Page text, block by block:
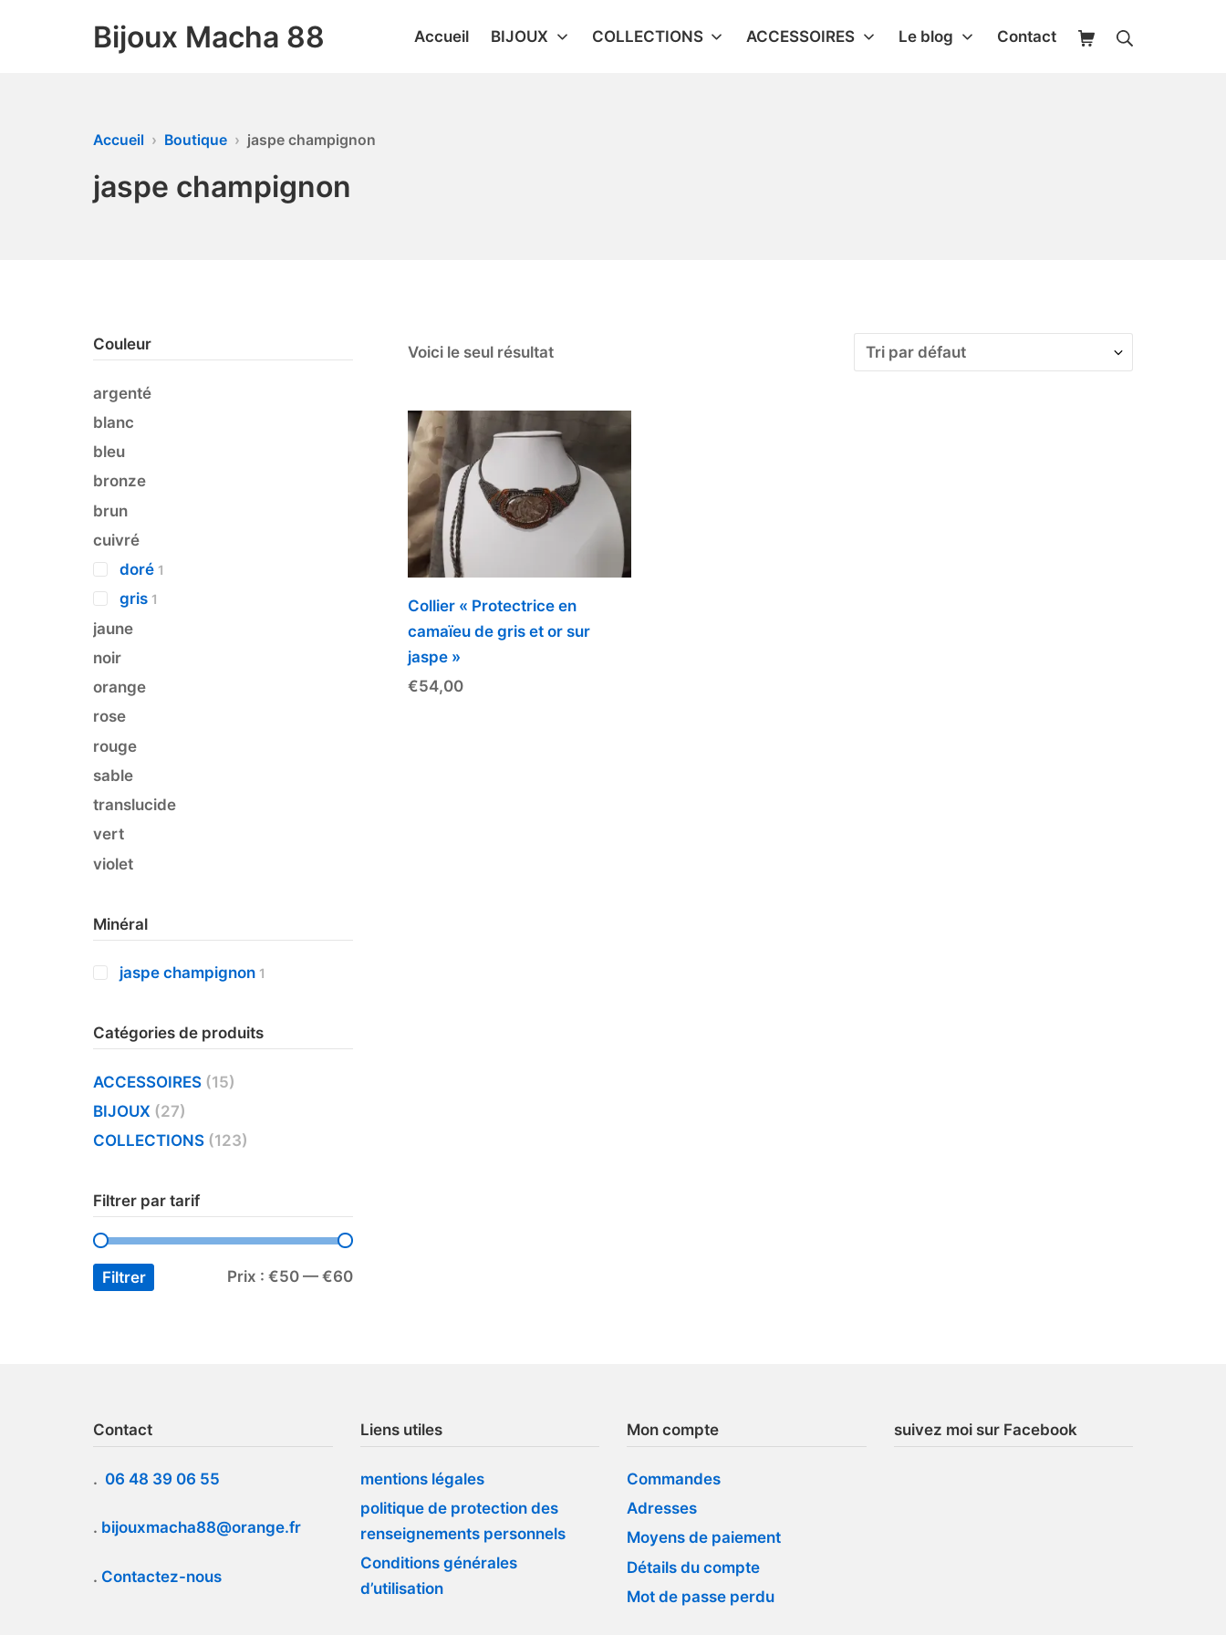
Bijoux Macha 88 Accueil BIJOUX COLLECTIONS ACCESSOIRES Le blog Contact
Accueil Boutique jaspe champignon
jaspe champignon
Voici le seul résultat
Collier « Protectrice en
camaïeu de gris et or sur
jaspe »
€54,00
Couleur
argenté
blanc
bleu
bronze
brun
cuivré
doré 1
gris 1
jaune
noir
orange
rose
rouge
sable
translucide
vert
violet
Minéral
jaspe champignon 1
Catégories de produits
ACCESSOIRES (15)
BIJOUX (27)
COLLECTIONS (123)
Filtrer par tarif
Filtrer Prix : €50 — €60
Contact
. 06 48 39 06 55
. bijouxmacha88@orange.fr
. Contactez-nous
Liens utiles
mentions légales
politique de protection des
renseignements personnels
Conditions générales
d’utilisation
Mon compte
Commandes
Adresses
Moyens de paiement
Détails du compte
Mot de passe perdu
suivez moi sur Facebook